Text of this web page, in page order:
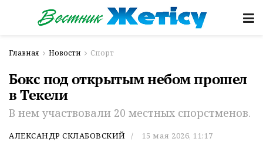
Главная Новости Спорт
Бокс под открытым небом прошел
в Текели
В нем участвовали 20 местных спорстменов.
АЛЕКСАНДР СКЛАБОВСКИЙ 15 мая 2026, 11:17